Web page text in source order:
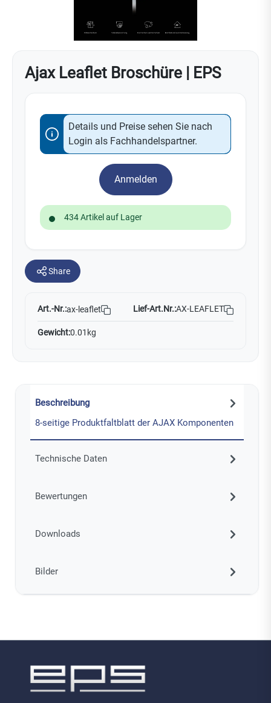
Ajax Leaflet Broschüre | EPS
Details und Preise sehen Sie nach
Login als Fachhandelspartner.
Anmelden
434 Artikel auf Lager
Share
Art.-Nr.:ax-leaflet Lief-Art.Nr.:AX-LEAFLET
Gewicht:0.01kg
Beschreibung
8-seitige Produktfaltblatt der AJAX Komponenten
Technische Daten
Bewertungen
Downloads
Bilder